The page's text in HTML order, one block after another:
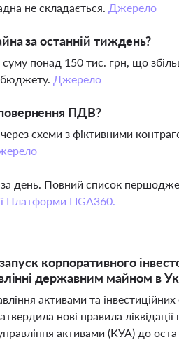
не складається. Джерело
за останній тиждень?
понад 150 тис. грн, що
бюджету. Джерело
ПДВ?
схеми з фіктивними
день. Повний список
Платформи LIGA360.
корпоративного
державним майном в
активами та інвестиційних
нові правила
активами (КУА) до